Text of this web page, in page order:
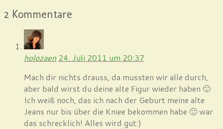
2 Kommentare
holozaen 24. Juli 2011 um 20:37
Mach dir nichts drauss, da mussten wir alle durch,
aber bald wirst du deine alte Figur wieder haben 🙂
Ich weiß noch, das ich nach der Geburt meine alte
Jeans nur bis über die Kniee bekommen habe 🙂 war
das schrecklich! Alles wird gut:)